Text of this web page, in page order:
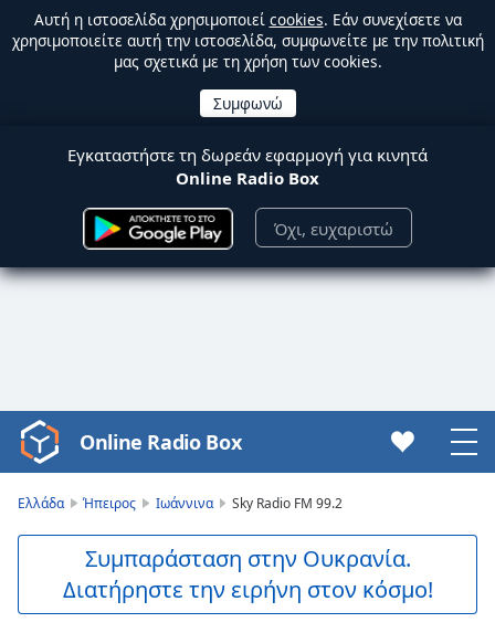
Αυτή η ιστοσελίδα χρησιμοποιεί cookies. Εάν συνεχίσετε να
χρησιμοποιείτε αυτή την ιστοσελίδα, συμφωνείτε με την πολιτική
μας σχετικά με τη χρήση των cookies.
Εγκαταστήστε τη δωρεάν εφαρμογή για κινητά
Online Radio Box
Όχι, ευχαριστώ
Video
Player
Skip
Online Radio Box
Ελλάδα Ήπειρος Ιωάννινα Sky Radio FM 99.2
Συμπαράσταση στην Ουκρανία.
Διατήρηστε την ειρήνη στον κόσμο!